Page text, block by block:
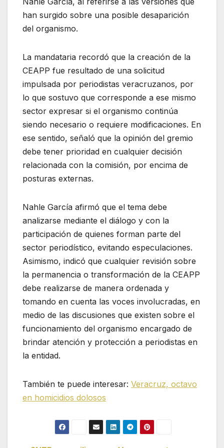
han surgido sobre una posible desaparición
del organismo.
La mandataria recordó que la creación de la
CEAPP fue resultado de una solicitud
impulsada por periodistas veracruzanos, por
lo que sostuvo que corresponde a ese mismo
sector expresar si el organismo continúa
siendo necesario o requiere modificaciones. En
ese sentido, señaló que la opinión del gremio
debe tener prioridad en cualquier decisión
relacionada con la comisión, por encima de
posturas externas.
Nahle García afirmó que el tema debe
analizarse mediante el diálogo y con la
participación de quienes forman parte del
sector periodístico, evitando especulaciones.
Asimismo, indicó que cualquier revisión sobre
la permanencia o transformación de la CEAPP
debe realizarse de manera ordenada y
tomando en cuenta las voces involucradas, en
medio de las discusiones que existen sobre el
funcionamiento del organismo encargado de
brindar atención y protección a periodistas en
la entidad.
También te puede interesar: Veracruz, octavo
en homicidios dolosos